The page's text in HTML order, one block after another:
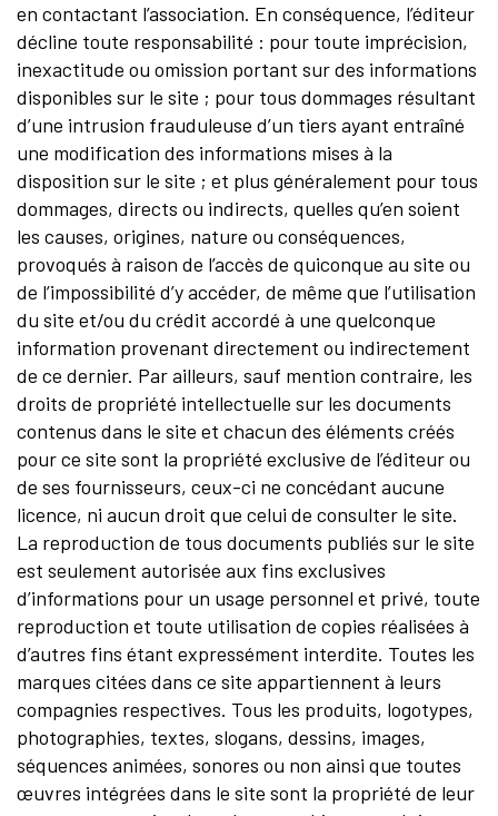
en contactant l’association. En conséquence, l’éditeur
décline toute responsabilité : pour toute imprécision,
inexactitude ou omission portant sur des informations
disponibles sur le site ; pour tous dommages résultant
d’une intrusion frauduleuse d’un tiers ayant entraîné
une modification des informations mises à la
disposition sur le site ; et plus généralement pour tous
dommages, directs ou indirects, quelles qu’en soient
les causes, origines, nature ou conséquences,
provoqués à raison de l’accès de quiconque au site ou
de l’impossibilité d’y accéder, de même que l’utilisation
du site et/ou du crédit accordé à une quelconque
information provenant directement ou indirectement
de ce dernier. Par ailleurs, sauf mention contraire, les
droits de propriété intellectuelle sur les documents
contenus dans le site et chacun des éléments créés
pour ce site sont la propriété exclusive de l’éditeur ou
de ses fournisseurs, ceux-ci ne concédant aucune
licence, ni aucun droit que celui de consulter le site.
La reproduction de tous documents publiés sur le site
est seulement autorisée aux fins exclusives
d’informations pour un usage personnel et privé, toute
reproduction et toute utilisation de copies réalisées à
d’autres fins étant expressément interdite. Toutes les
marques citées dans ce site appartiennent à leurs
compagnies respectives. Tous les produits, logotypes,
photographies, textes, slogans, dessins, images,
séquences animées, sonores ou non ainsi que toutes
œuvres intégrées dans le site sont la propriété de leur